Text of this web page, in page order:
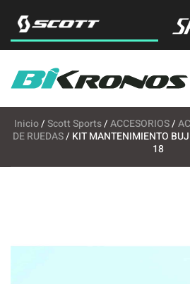
Inicio/Scott Sports/ACCESORIOS/
DE RUEDAS/ KIT MANTENIMIENTO
18